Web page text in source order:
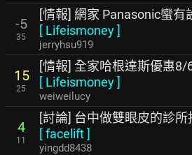
-5
35
[情報] 網家 Panasonic蠻有
[ Lifeismoney]
jerryhsu919
15
25
[情報] 全家哈根達斯優惠8/
[ Lifeismoney]
weiweilucy
4
11
[討論] 台中做雙眼皮的診所
[facelift]
yingdd8438